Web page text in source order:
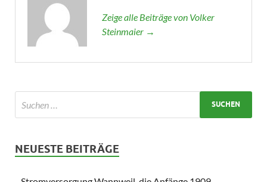
Zeige alle Beiträge von Volker
Steinmaier →
NEUESTE BEITRÄGE